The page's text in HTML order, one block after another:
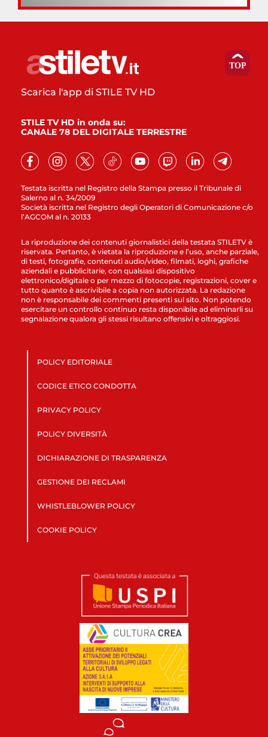
Testata iscritta nel Registro della Stampa presso il Tribunale di
Salerno al n. 34/2009
Società iscritta nel Registro degli Operatori di Comunicazione c/o
l’AGCOM al n. 20133
Scarica l'app di STILE TV HD
STILE TV HD in onda su:
CANALE 78 DEL DIGITALE TERRESTRE
La riproduzione dei contenuti giornalistici della testata STILETV è
riservata. Pertanto, è vietata la riproduzione e l’uso, anche parziale,
di testi, fotografie, contenuti audio/video, filmati, loghi, grafiche
aziendali e pubblicitarie, con qualsiasi dispositivo
elettronico/digitale o per mezzo di fotocopie, registrazioni, cover e
tutto quanto è ascrivibile a copia non autorizzata. La redazione
non è responsabile dei commenti presenti sul sito. Non potendo
esercitare un controllo continuo resta disponibile ad eliminarli su
segnalazione qualora gli stessi risultano offensivi e oltraggiosi.
POLICY EDITORIALE
CODICE ETICO CONDOTTA
PRIVACY POLICY
POLICY DIVERSITÀ
DICHIARAZIONE DI TRASPARENZA
GESTIONE DEI RECLAMI
WHISTLEBLOWER POLICY
COOKIE POLICY